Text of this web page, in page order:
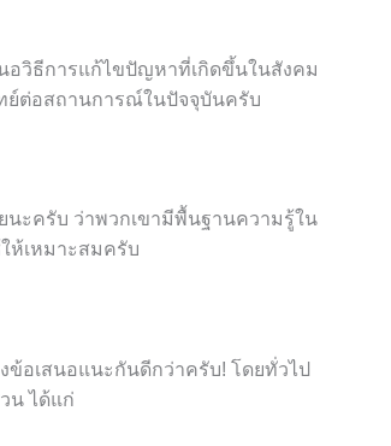
อวิธีการแก้ไขปัญหาที่เกิดขึ้นในสังคม
ย์ต่อสถานการณ์ในปัจจุบันครับ
นะครับ ว่าพวกเขามีพื้นฐานความรู้ใน
ห้เหมาะสมครับ
ข้อเสนอแนะกันดีกว่าครับ! โดยทั่วไป
น ได้แก่